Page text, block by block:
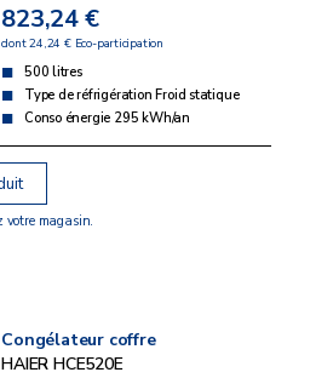
823,24 €
dont 24,24 € Eco-participation
500 litres
Type de réfrigération Froid statique
Conso énergie 295 kWh/an
votre magasin.
Congélateur coffre
HAIER HCE520E